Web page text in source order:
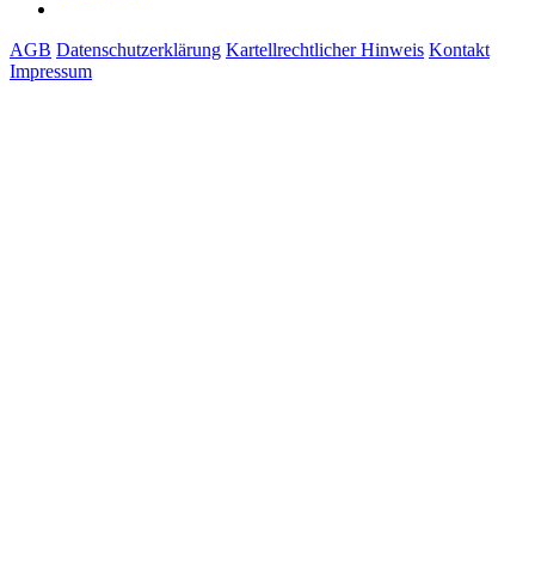
AGB Datenschutzerklärung Kartellrechtlicher Hinweis Kontakt
Impressum